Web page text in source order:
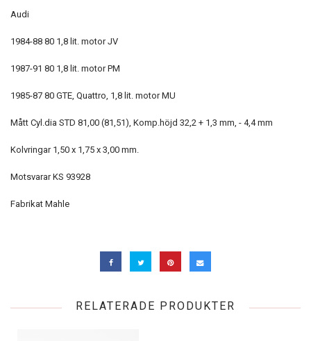
Audi
1984-88 80 1,8 lit. motor JV
1987-91 80 1,8 lit. motor PM
1985-87 80 GTE, Quattro, 1,8 lit. motor MU
Mått Cyl.dia STD 81,00 (81,51), Komp.höjd 32,2 + 1,3 mm, - 4,4 mm
Kolvringar 1,50 x 1,75 x 3,00 mm.
Motsvarar KS 93928
Fabrikat Mahle
RELATERADE PRODUKTER